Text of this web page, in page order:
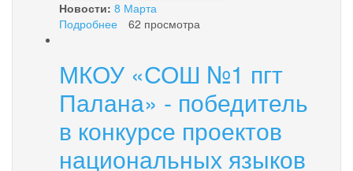
Новости: 8 Марта
Подробнее
8
Марта!
62 просмотра
МКОУ «СОШ №1 пгт
Палана» - победитель
в конкурсе проектов
национальных языков